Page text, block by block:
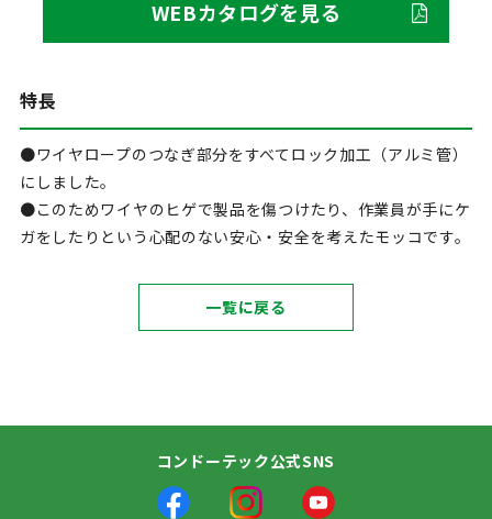
WEBカタログを見る
特長
●ワイヤロープのつなぎ部分をすべてロック加工（アルミ管）
にしました。
●このためワイヤのヒゲで製品を傷つけたり、作業員が手にケ
ガをしたりという心配のない安心・安全を考えたモッコです。
一覧に戻る
コンドーテック公式SNS